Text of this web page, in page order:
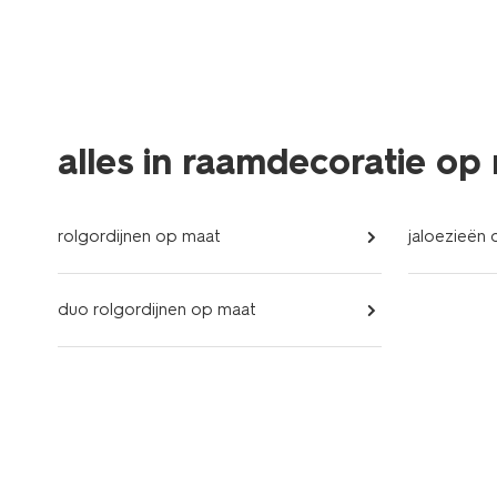
alles in raamdecoratie op
rolgordijnen op maat jaloezieën
duo rolgordijnen op maat